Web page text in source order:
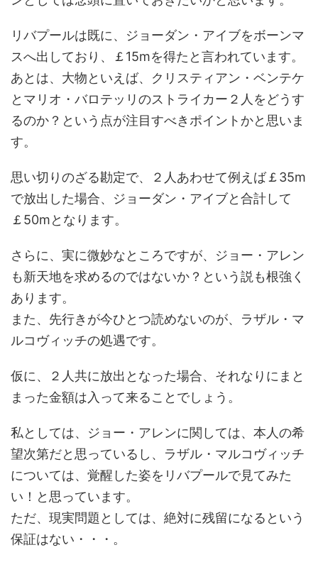
リバプールは既に、ジョーダン・アイブをボーンマ
スへ出しており、￡15mを得たと言われています。
あとは、大物といえば、クリスティアン・ベンテケ
とマリオ・バロテッリのストライカー２人をどうす
るのか？という点が注目すべきポイントかと思いま
す。
思い切りのざる勘定で、２人あわせて例えば￡35m
で放出した場合、ジョーダン・アイブと合計して
￡50mとなります。
さらに、実に微妙なところですが、ジョー・アレン
も新天地を求めるのではないか？という説も根強く
あります。
また、先行きが今ひとつ読めないのが、ラザル・マ
ルコヴィッチの処遇です。
仮に、２人共に放出となった場合、それなりにまと
まった金額は入って来ることでしょう。
私としては、ジョー・アレンに関しては、本人の希
望次第だと思っているし、ラザル・マルコヴィッチ
については、覚醒した姿をリバプールで見てみた
い！と思っています。
ただ、現実問題としては、絶対に残留になるという
保証はない・・・。